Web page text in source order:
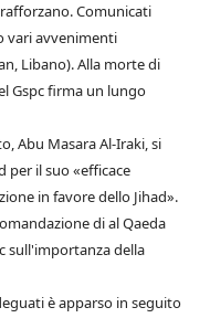
Comunicati
vari avvenimenti
Libano). Alla morte di
Gspc firma un lungo
Abu Masara Al-Iraki, si
per il suo «efficace
in favore dello Jihad».
di al Qaeda
sull'importanza della
è apparso in seguito